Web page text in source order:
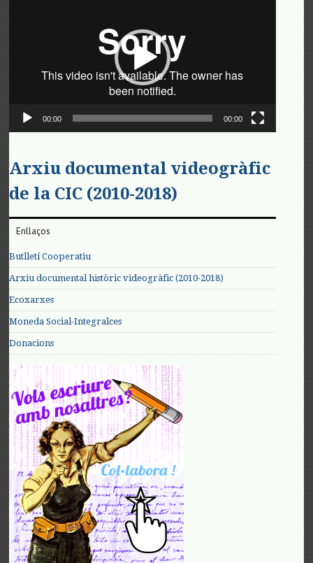
00:00 00:00
Arxiu documental videogràfic
de la CIC (2010-2018)
Enllaços
Butlletí Cooperatiu
Arxiu documental històric videogràfic (2010-2018)
Ecoxarxes
Moneda Social-Integralces
Donacions